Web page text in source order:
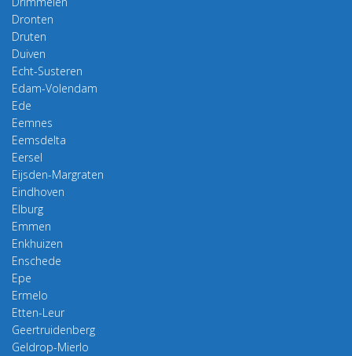
Dronten
Druten
Duiven
Echt-Susteren
Edam-Volendam
Ede
Eemnes
Eemsdelta
Eersel
Eijsden-Margraten
Eindhoven
Elburg
Emmen
Enkhuizen
Enschede
Epe
Ermelo
Etten-Leur
Geertruidenberg
Geldrop-Mierlo